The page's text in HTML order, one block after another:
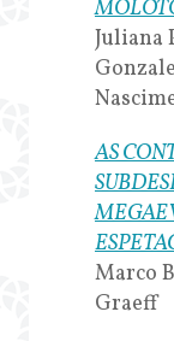
Juliana
AS
Marco
Graeff